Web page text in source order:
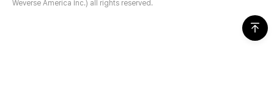
Weverse America Inc.) all rights reserved.